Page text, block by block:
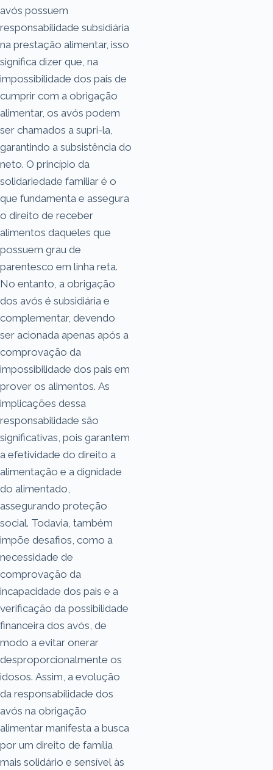
avós possuem
responsabilidade subsidiária
na prestação alimentar, isso
significa dizer que, na
impossibilidade dos pais de
cumprir com a obrigação
alimentar, os avós podem
ser chamados a supri-la,
garantindo a subsistência do
neto. O princípio da
solidariedade familiar é o
que fundamenta e assegura
o direito de receber
alimentos daqueles que
possuem grau de
parentesco em linha reta.
No entanto, a obrigação
dos avós é subsidiária e
complementar, devendo
ser acionada apenas após a
comprovação da
impossibilidade dos pais em
prover os alimentos. As
implicações dessa
responsabilidade são
significativas, pois garantem
a efetividade do direito a
alimentação e a dignidade
do alimentado,
assegurando proteção
social. Todavia, também
impõe desafios, como a
necessidade de
comprovação da
incapacidade dos pais e a
verificação da possibilidade
financeira dos avós, de
modo a evitar onerar
desproporcionalmente os
idosos. Assim, a evolução
da responsabilidade dos
avós na obrigação
alimentar manifesta a busca
por um direito de família
mais solidário e sensível às